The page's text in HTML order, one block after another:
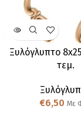
Ξυλόγλυπτo
τεμ.
€6,50 Με